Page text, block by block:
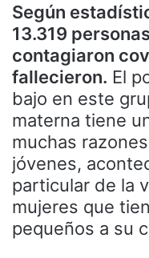
Según
13.319
contagiaron
fallecieron. El
bajo en este
materna tiene
muchas
jóvenes,
particular de la
mujeres que
pequeños a su